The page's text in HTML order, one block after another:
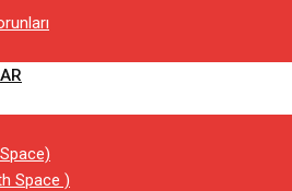
Space )